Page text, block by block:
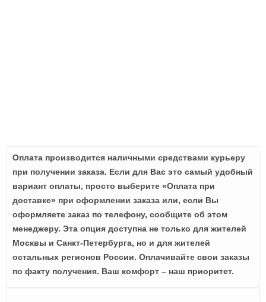
Оплата производится наличными средствами курьеру
при получении заказа. Если для Вас это самый удобный
вариант оплаты, просто выберите «Оплата при
доставке» при оформлении заказа или, если Вы
оформляете заказ по телефону, сообщите об этом
менеджеру. Эта опция доступна не только для жителей
Москвы и Санкт-Петербурга, но и для жителей
остальных регионов России. Оплачивайте свои заказы
по факту получения. Ваш комфорт – наш приоритет.